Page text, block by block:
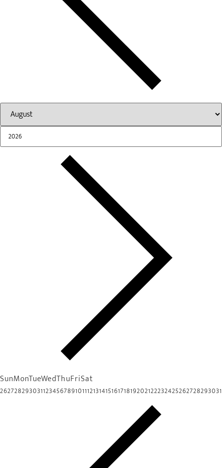
SunMonTueWedThuFriSat
26272829303112345678910111213141516171819202122232425262728293031